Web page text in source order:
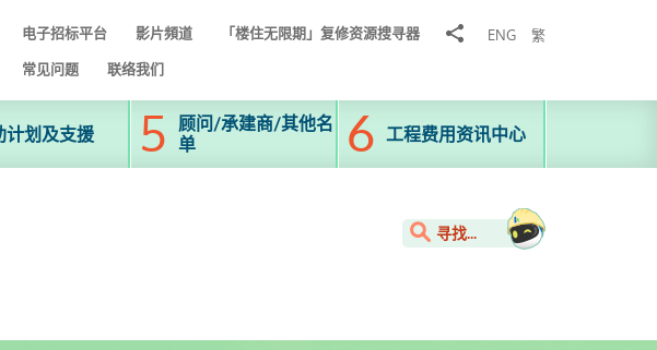
电子招标平台 影片頻道 「楼住无限期」复修资源搜寻器
分
ENG 繁
常见问题 联络我们
计划及支援
顾问/承建商/其他名
单
工程费用资讯中心
寻找...